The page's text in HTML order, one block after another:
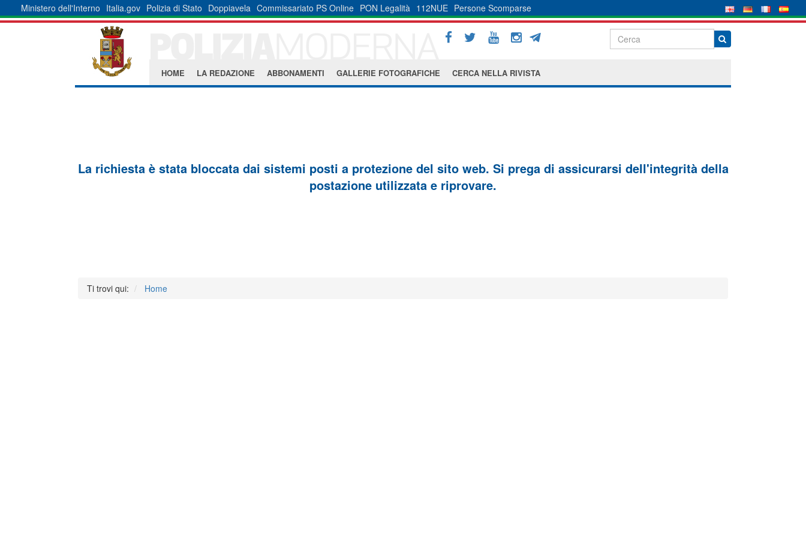
Ministero dell'Interno Italia.gov Polizia di Stato Doppiavela Commissariato PS Online PON Legalità 112NUE Persone Scomparse
HOME LA REDAZIONE ABBONAMENTI GALLERIE FOTOGRAFICHE CERCA NELLA RIVISTA
La richiesta è stata bloccata dai sistemi posti a protezione del sito web. Si prega di assicurarsi dell'integrità della
postazione utilizzata e riprovare.
Ti trovi qui: Home